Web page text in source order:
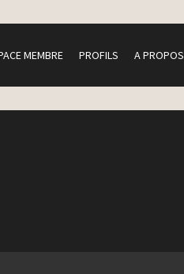
MEMBRE PROFILS A PROPOS